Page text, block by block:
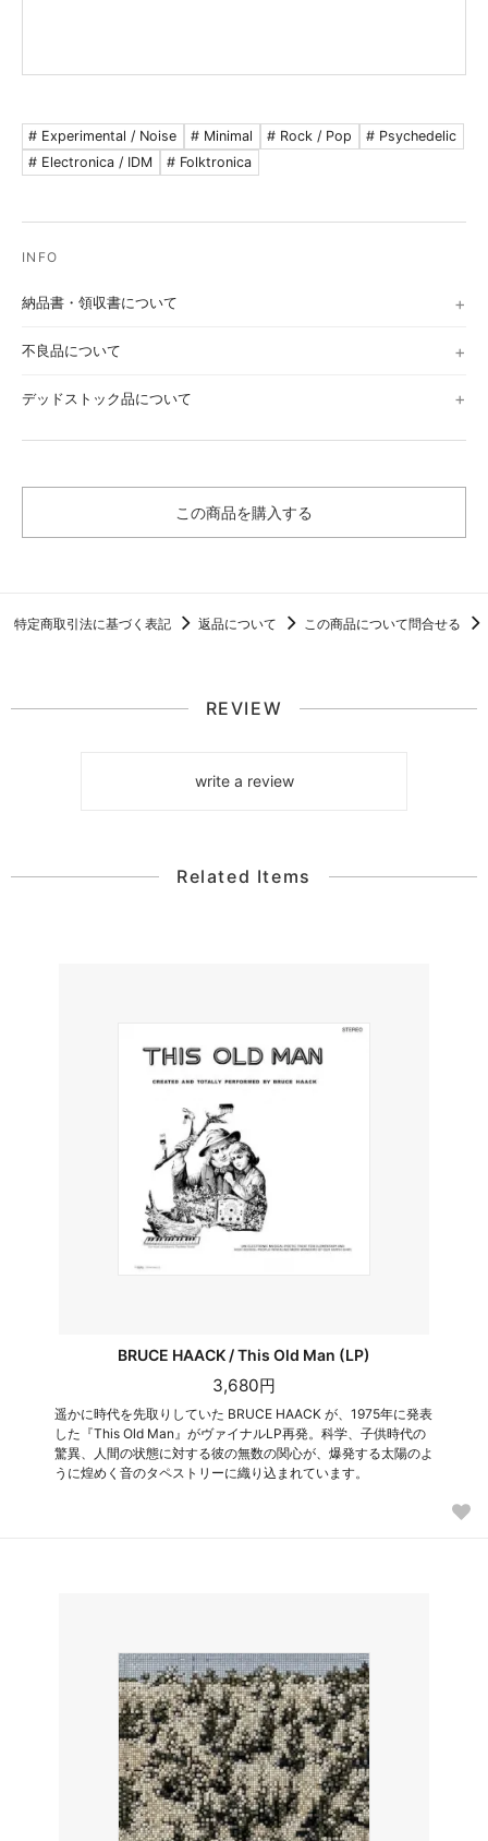
# Experimental / Noise # Minimal # Rock / Pop
# Psychedelic
# Electronica / IDM
# Folktronica
納品書・領収書について
不良品について
デッドストック品について
この商品を購入する
特定商取引法に基づく表記 返品について この商品について問合せる
REVIEW
write a review
Related Items
BRUCE HAACK / This Old Man (LP)
3,680円
遥かに時代を先取りしていた BRUCE HAACK が、1975年に発表
した『This Old Man』がヴァイナルLP再発。科学、子供時代の
驚異、人間の状態に対する彼の無数の関心が、爆発する太陽のよ
うに煌めく音のタペストリーに織り込まれています。